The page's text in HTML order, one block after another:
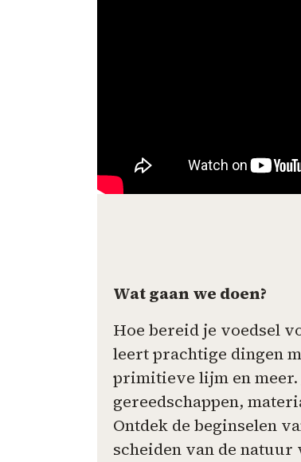
Wat gaan we doen?
Hoe bereid je voedsel
leert prachtige dingen
primitieve lijm en meer.
gereedschappen,
Ontdek de beginselen
scheiden van de natuur